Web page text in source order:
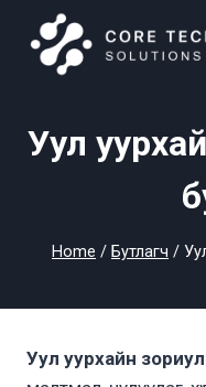
content
Уул
Home / Бутлагч /
Уул уурхайн